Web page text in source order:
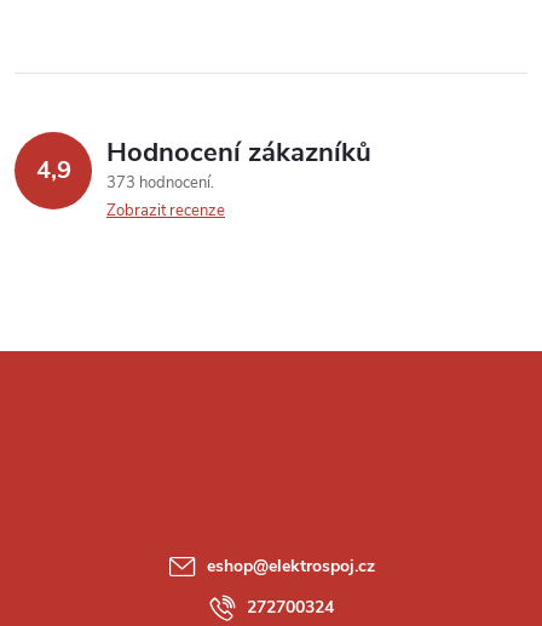
4,9 Hodnocení zákazníků
373 hodnocení
Zobrazit recenze
eshop@elektrospoj.cz
272700324